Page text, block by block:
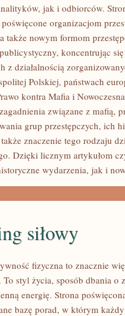
jak i odbiorców.
organizacjom
także nowym formom
koncentrując
z działalnością
Polskiej, państwach
kontra Mafia i
związane z mafią,
grup przestępczych, ich
znaczenie tego rodzaju
Dzięki licznym artykułom
wydarzenia, jak i
siłowy
fizyczna to znacznie
To styl życia, sposób dbania o
energię. Strona
bazę porad, w którym